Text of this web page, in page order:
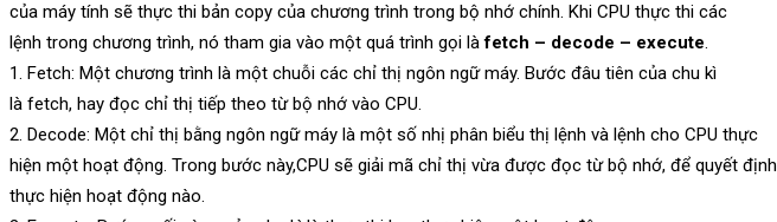
của máy tính sẽ thực thi bản copy của chương trình trong bộ nhớ chính. Khi CPU thực thi các
lệnh trong chương trình, nó tham gia vào một quá trình gọi làfetch – decode – execute.
1. Fetch: Một chương trình là một chuỗi các chỉ thị ngôn ngữ máy. Bước đâu tiên của chu kì
là fetch, hay đọc chỉ thị tiếp theo từ bộ nhớ vào CPU.
2. Decode: Một chỉ thị bằng ngôn ngữ máy là một số nhị phân biểu thị lệnh và lệnh cho CPU thực
hiện một hoạt động. Trong bước này,CPU sẽ giải mã chỉ thị vừa được đọc từ bộ nhớ, để quyết định
thực hiện hoạt động nào.